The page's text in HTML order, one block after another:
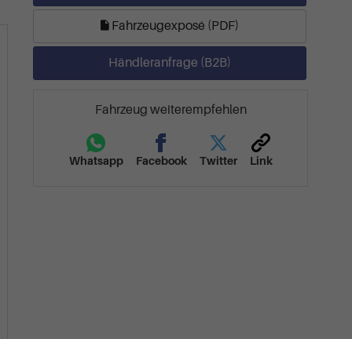
Fahrzeugexposé (PDF)
Händleranfrage (B2B)
Fahrzeug weiterempfehlen
Whatsapp Facebook Twitter Link